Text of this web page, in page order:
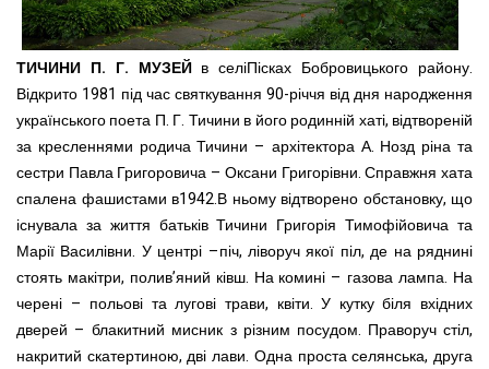
ТИЧИНИ П. Г. МУЗЕЙв селіПісках Бобровицького району.
Відкрито 1981 під час святкування 90-річчя від дня народження
українського поета П. Г. Тичини в його родинній хаті, відтвореній
за кресленнями родича Тичини – архітектора А. Нозд ріна та
сестри Павла Григоровича – Оксани Григорівни. Справжня хата
спалена фашистами в1942.В ньому відтворено обстановку, що
існувала за життя батьків Тичини Григорія Тимофійовича та
Марії Василівни. У центрі –піч, ліворуч якої піл, де на ряднині
стоять макітри, полив’яний ківш. На комині – газова лампа. На
черені – польові та лугові трави, квіти. У кутку біля вхідних
дверей – блакитний мисник з різним посудом. Праворуч стіл,
накритий скатертиною, дві лави. Одна проста селянська, друга